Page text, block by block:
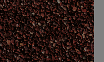
lze
vybrat
na
stránce